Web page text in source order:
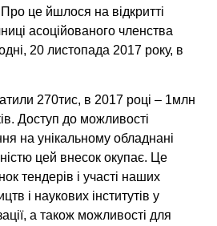
це йшлося на відкритті
асоційованого членства
20 листопада 2017 року, в
270тис, в 2017 році – 1млн
Доступ до можливості
на унікальному обладнані
цей внесок окупає. Це
тендерів і участі наших
і наукових інститутів у
а також можливості для